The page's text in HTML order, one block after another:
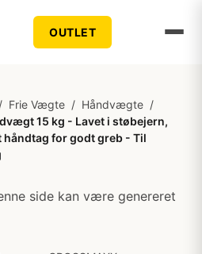
OUTLET
/ Frie Vægte / Håndvægte /
15 kg - Lavet i støbejern,
håndtag for godt greb - Til
side kan være genereret